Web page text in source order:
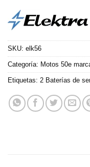
SKU: elk56
Categoría: Motos 50e
Etiquetas: 2 Baterías de